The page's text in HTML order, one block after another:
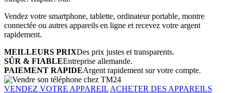
Vendez votre smartphone, tablette, ordinateur portable, montre
connectée ou autres appareils en ligne et recevez votre argent
rapidement.
MEILLEURS PRIXDes prix justes et transparents.
SÛR & FIABLEEntreprise allemande.
PAIEMENT RAPIDEArgent rapidement sur votre compte.
VENDEZ VOTRE APPAREIL ACHETER DES APPAREILS